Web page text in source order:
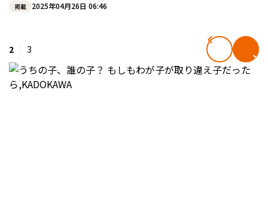
掲載 2025年04月26日 06:46
2 3